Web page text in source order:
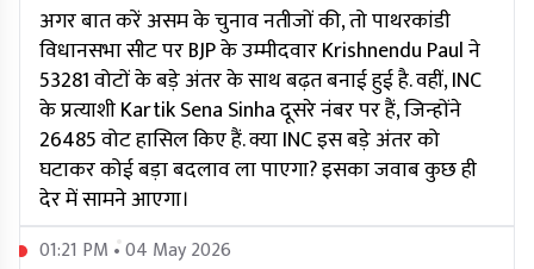
अगर बात करें असम के चुनाव नतीजों की, तो पाथरकांडी
विधानसभा सीट पर BJP के उम्मीदवार Krishnendu Paul ने
53281 वोटों के बड़े अंतर के साथ बढ़त बनाई हुई है. वहीं, INC
के प्रत्याशी Kartik Sena Sinha दूसरे नंबर पर हैं, जिन्होंने
26485 वोट हासिल किए हैं. क्या INC इस बड़े अंतर को
घटाकर कोई बड़ा बदलाव ला पाएगा? इसका जवाब कुछ ही
देर में सामने आएगा।
01:21 PM • 04 May 2026